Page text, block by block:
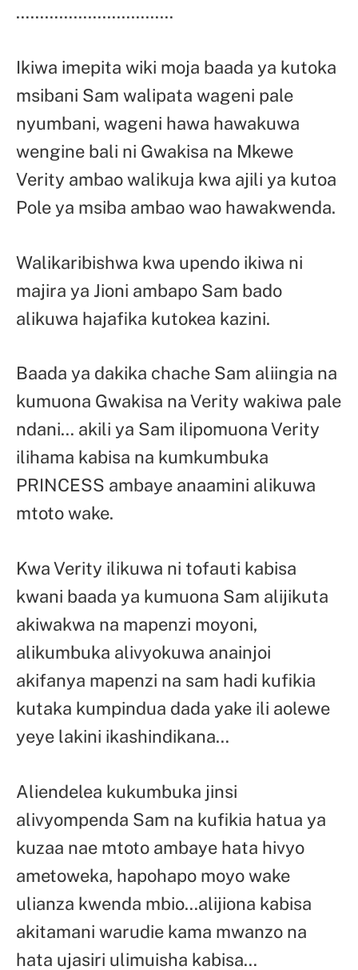
……………………………
Ikiwa imepita wiki moja baada ya kutoka
msibani Sam walipata wageni pale
nyumbani, wageni hawa hawakuwa
wengine bali ni Gwakisa na Mkewe
Verity ambao walikuja kwa ajili ya kutoa
Pole ya msiba ambao wao hawakwenda.
Walikaribishwa kwa upendo ikiwa ni
majira ya Jioni ambapo Sam bado
alikuwa hajafika kutokea kazini.
Baada ya dakika chache Sam aliingia na
kumuona Gwakisa na Verity wakiwa pale
ndani… akili ya Sam ilipomuona Verity
ilihama kabisa na kumkumbuka
PRINCESS ambaye anaamini alikuwa
mtoto wake.
Kwa Verity ilikuwa ni tofauti kabisa
kwani baada ya kumuona Sam alijikuta
akiwakwa na mapenzi moyoni,
alikumbuka alivyokuwa anainjoi
akifanya mapenzi na sam hadi kufikia
kutaka kumpindua dada yake ili aolewe
yeye lakini ikashindikana…
Aliendelea kukumbuka jinsi
alivyompenda Sam na kufikia hatua ya
kuzaa nae mtoto ambaye hata hivyo
ametoweka, hapohapo moyo wake
ulianza kwenda mbio…alijiona kabisa
akitamani warudie kama mwanzo na
hata ujasiri ulimuisha kabisa…